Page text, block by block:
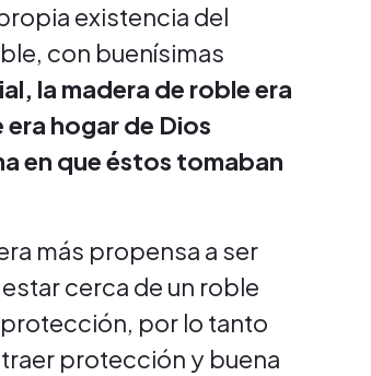
existencia del
con buenísimas
la madera de roble era
era hogar de Dios
en que éstos tomaban
más propensa a ser
cerca de un roble
por lo tanto
protección y buena